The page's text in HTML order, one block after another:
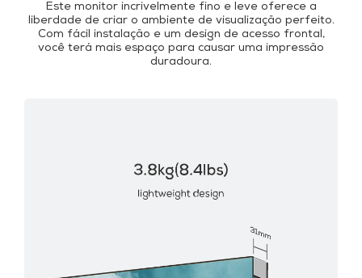
Este monitor incrivelmente fino e leve oferece a
liberdade de criar o ambiente de visualização perfeito.
Com fácil instalação e um design de acesso frontal,
você terá mais espaço para causar uma impressão
duradoura.